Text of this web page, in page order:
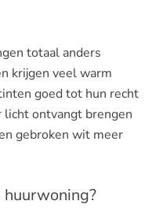
totaal anders
krijgen veel warm
goed tot hun recht
licht ontvangt brengen
gebroken wit meer